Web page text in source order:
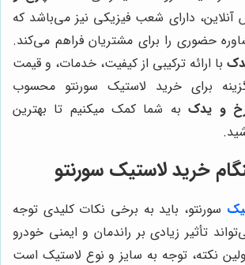
آنلاین، دارای شعب فیزیکی نیز می‌باشد که
حضوری را برای مشتریان فراهم می‌کند.
با ارائه ترکیبی از کیفیت، خدمات، و قیمت
برای خرید لاستیک سورنتو محسوب
و یدکبه شما کمک میکنیم تا بهترین
خرید لاستیک سورنتو
سورنتو، باید به برخی نکات کلیدی توجه
تأثیر زیادی بر راندمان و ایمنی خودرو
نکته، توجه به سایز و نوع لاستیک است